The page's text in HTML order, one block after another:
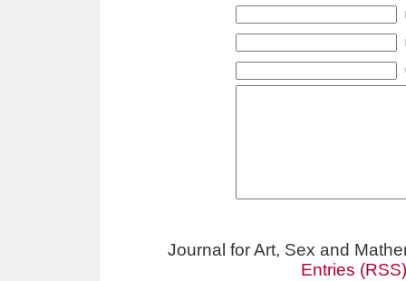
Journal for Art, Sex and
Entries (RSS)